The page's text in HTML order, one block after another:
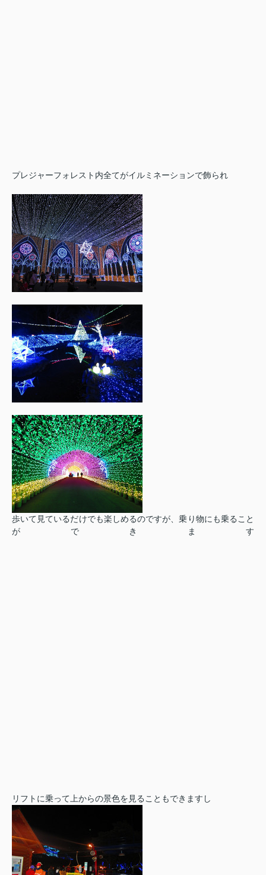
プレジャーフォレスト内全てがイルミネーションで飾られ
歩いて見ているだけでも楽しめるのですが、乗り物にも乗ること
ができます
リフトに乗って上からの景色を見ることもできますし